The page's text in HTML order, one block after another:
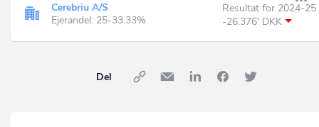
Cerebriu A/S
Ejerandel: 25-33.33%
Resultat for 2024-25
-26.376' DKK
Del